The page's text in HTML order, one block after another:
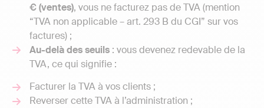
€ (ventes), vous ne facturez pas de TVA (mention
“TVA non applicable – art. 293 B du CGI” sur vos
factures) ;
Au-delà des seuils : vous devenez redevable de la
TVA, ce qui signifie :
Facturer la TVA à vos clients ;
Reverser cette TVA à l’administration ;